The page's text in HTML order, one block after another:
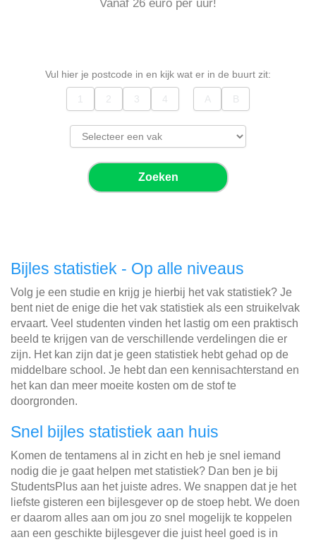
Vanaf 26 euro per uur!
Vul hier je postcode in en kijk wat er in de buurt zit:
Zoeken
Bijles statistiek - Op alle niveaus
Volg je een studie en krijg je hierbij het vak statistiek? Je
bent niet de enige die het vak statistiek als een struikelvak
ervaart. Veel studenten vinden het lastig om een praktisch
beeld te krijgen van de verschillende verdelingen die er
zijn. Het kan zijn dat je geen statistiek hebt gehad op de
middelbare school. Je hebt dan een kennisachterstand en
het kan dan meer moeite kosten om de stof te
doorgronden.
Snel bijles statistiek aan huis
Komen de tentamens al in zicht en heb je snel iemand
nodig die je gaat helpen met statistiek? Dan ben je bij
StudentsPlus aan het juiste adres. We snappen dat je het
liefste gisteren een bijlesgever op de stoep hebt. We doen
er daarom alles aan om jou zo snel mogelijk te koppelen
aan een geschikte bijlesgever die juist heel goed is in